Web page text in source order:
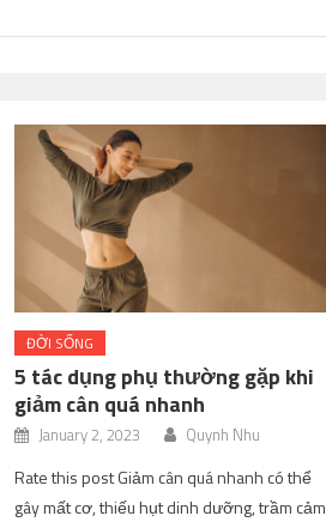
ĐỜI SỐNG
5 tác dụng phụ thường gặp khi
giảm cân quá nhanh
January 2, 2023 Quynh Nhu
Rate this post Giảm cân quá nhanh có thể
gây mất cơ, thiếu hụt dinh dưỡng, trầm cảm